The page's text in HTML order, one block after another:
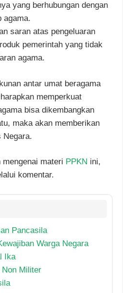
yang berhubungan dengan
agama.
saran atas pengeluaran
pemerintah yang tidak
agama.
antar umat beragama
memperkuat
bisa dikembangkan
maka akan memberikan
Negara.
materi PPKN ini,
komentar.
Pancasila
Warga Negara
Ika
Non Militer